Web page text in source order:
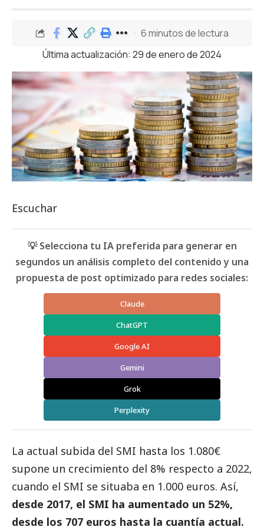
Última actualización: 29 de enero de 2024
6 minutos de lectura
Escuchar
💡 Selecciona tu IA preferida para generar en
segundos un análisis completo del contenido y una
propuesta de post optimizado para redes sociales:
Claude
ChatGPT
Google AI
Gemini
Grok
Perplexity
La actual subida del SMI hasta los 1.080€
supone un crecimiento del 8% respecto a 2022,
cuando el SMI se situaba en 1.000 euros. Así,
desde 2017, el SMI ha aumentado un 52%,
desde los 707 euros hasta la cuantía actual.